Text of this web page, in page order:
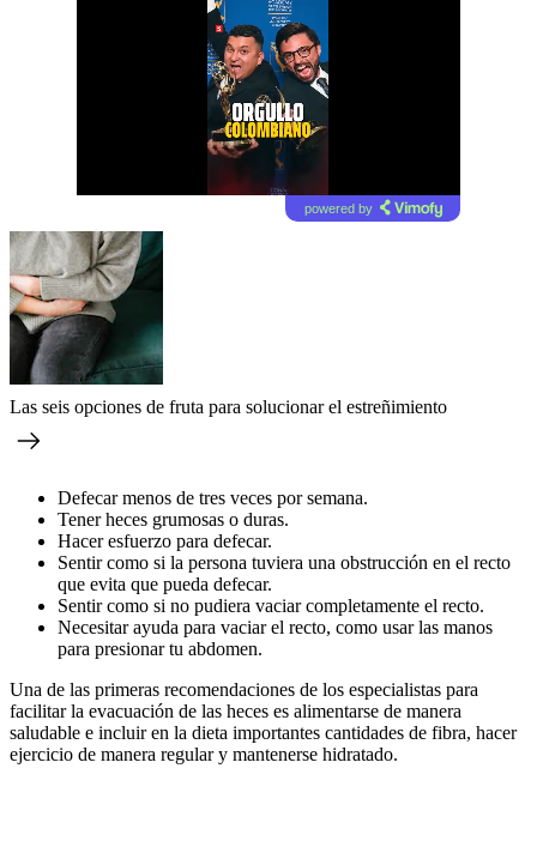
powered by
Las seis opciones de fruta para solucionar el estreñimiento
Defecar menos de tres veces por semana.
Tener heces grumosas o duras.
Hacer esfuerzo para defecar.
Sentir como si la persona tuviera una obstrucción en el recto
que evita que pueda defecar.
Sentir como si no pudiera vaciar completamente el recto.
Necesitar ayuda para vaciar el recto, como usar las manos
para presionar tu abdomen.
Una de las primeras recomendaciones de los especialistas para
facilitar la evacuación de las heces es alimentarse de manera
saludable e incluir en la dieta importantes cantidades de fibra, hacer
ejercicio de manera regular y mantenerse hidratado.